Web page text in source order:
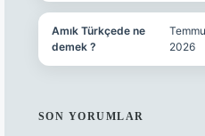
Amık Türkçede ne
demek ?
2026
SON YORUMLAR